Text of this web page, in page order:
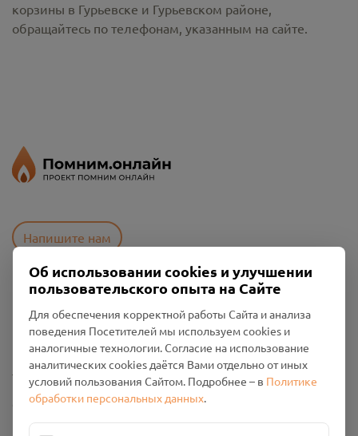
корзины в Гурьевске и Гурьевском районе,
обращайтесь по телефонам, указанным на сайте.
Напишите нам
Политика конфиденциальности
Промо-материалы
Настройки cookies
Общество с ограниченной ответственностью «Смоленский
Проект Помним»
Об использовании cookies и улучшении
пользовательского опыта на Сайте
Для обеспечения корректной работы Сайта и анализа
поведения Посетителей мы используем cookies и
аналогичные технологии. Согласие на использование
аналитических cookies даётся Вами отдельно от иных
условий пользования Сайтом. Подробнее – в Политике
обработки персональных данных.